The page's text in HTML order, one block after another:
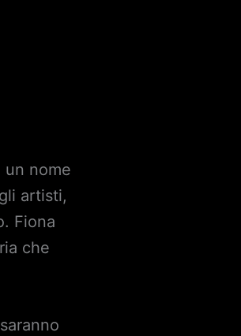
un nome
artisti,
Fiona
che